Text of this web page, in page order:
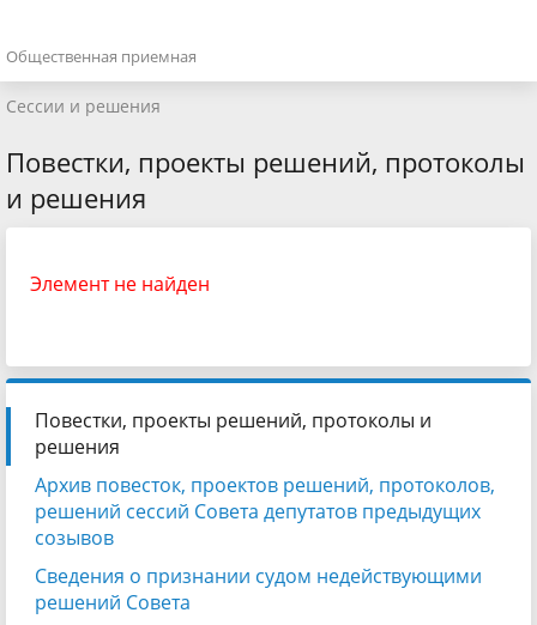
Общественная приемная
Сессии и решения
Повестки, проекты решений, протоколы
и решения
Элемент не найден
Повестки, проекты решений, протоколы и
решения
Архив повесток, проектов решений, протоколов,
решений сессий Совета депутатов предыдущих
созывов
Сведения о признании судом недействующими
решений Совета